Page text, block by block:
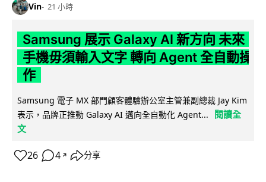
Vin 21 小時
Samsung 展示 Galaxy AI 新方向 未來
手機毋須輸入文字 轉向 Agent 全自動操
作
Samsung 電子 MX 部門顧客體驗辦公室主管兼副總裁 Jay Kim
表示，品牌正推動 Galaxy AI 邁向全自動化 Agent...
閱讀全
文
26 4 ↗ 分享